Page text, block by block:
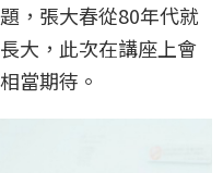
，張大春從80年代就
大，此次在講座上會
當期待。